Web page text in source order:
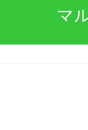
マ